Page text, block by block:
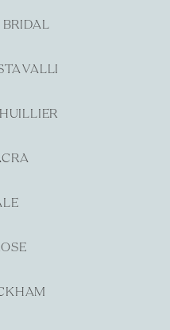
BRIDAL
VALLI